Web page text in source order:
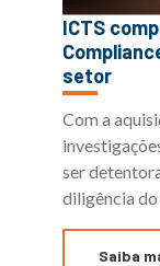
ICTS compra operações da T4
setor
Com a
ser
diligência
Saiba